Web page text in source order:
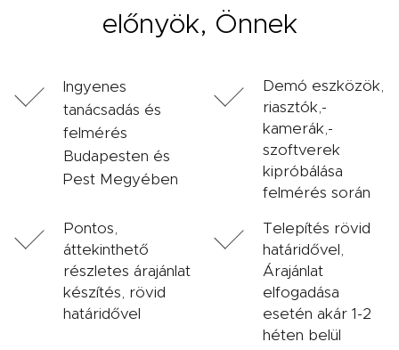
előnyök, Önnek
Ingyenes
tanácsadás és
felmérés
Budapesten és
Pest Megyében
Demó eszközök,
riasztók,-
kamerák,-
szoftverek
kipróbálása
felmérés során
Pontos,
áttekinthető
részletes árajánlat
készítés, rövid
határidővel
Telepítés rövid
határidővel,
Árajánlat
elfogadása
esetén akár 1-2
héten belül